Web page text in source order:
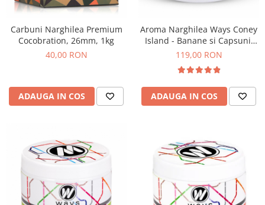
Carbuni Narghilea Premium
Cocobration, 26mm, 1kg
40,00 RON
ADAUGA IN COS
Aroma Narghilea Ways Coney
Island - Banane si Capsuni,
200gr
119,00 RON
ADAUGA IN COS